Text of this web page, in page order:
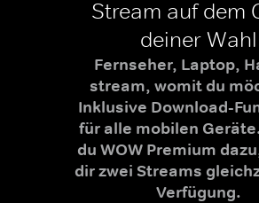
Stream auf dem
deiner Wahl
Fernseher, Laptop,
stream, womit du
Inklusive Download-
für alle mobilen
du WOW Premium
dir zwei Streams
Verfügung.